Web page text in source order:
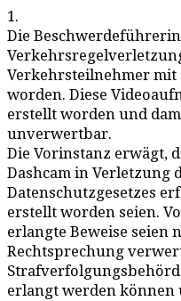
1.
Die
Verkehrsteilnehmer mit
worden. Diese
erstellt worden und
unverwertbar.
Die Vorinstanz erwägt,
Dashcam in Verletzung
Datenschutzgesetzes
erstellt worden seien.
erlangte Beweise seien
Rechtsprechung
erlangt werden können